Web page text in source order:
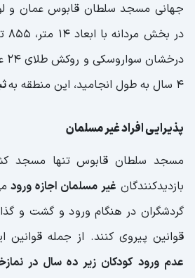
جهانی مسجد سلطان قابوس عمان و
4 سال به طول انجامید، این منطقه به
پذیرایی افراد غیر مسلمان
مسجد سلطان قابوس تنها مسجد
بازدیدکنندگان غیر مسلمان اجازه ورود
گردشگران در هنگام ورود و گشت و
قوانین پیروی کنند. از جمله
عدم ورود کودکان زیر ده سال در